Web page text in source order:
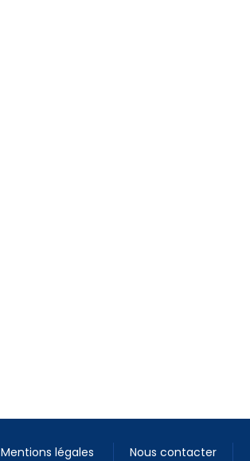
Mentions légales Nous contacter